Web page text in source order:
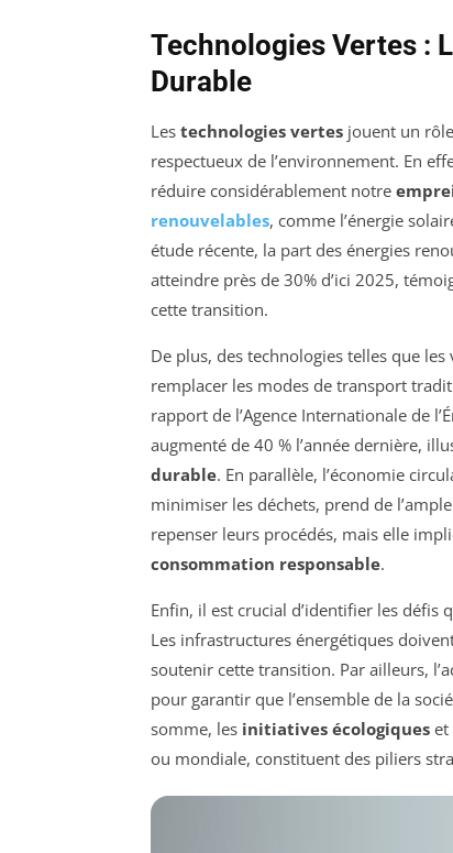
Technologies Vertes :
Durable
Les technologies vertes jouent un
respectueux de l’environnement. En
réduire considérablement notre
renouvelables, comme l’énergie
étude récente, la part des énergies
atteindre près de 30% d’ici 2025,
cette transition.
De plus, des technologies telles que les
remplacer les modes de transport
rapport de l’Agence Internationale de
augmenté de 40 % l’année dernière,
durable. En parallèle, l’économie
minimiser les déchets, prend de
repenser leurs procédés, mais elle
consommation responsable.
Enfin, il est crucial d’identifier les
Les infrastructures énergétiques
soutenir cette transition. Par ailleurs,
pour garantir que l’ensemble de la
somme, les initiatives écologiques et
ou mondiale, constituent des piliers